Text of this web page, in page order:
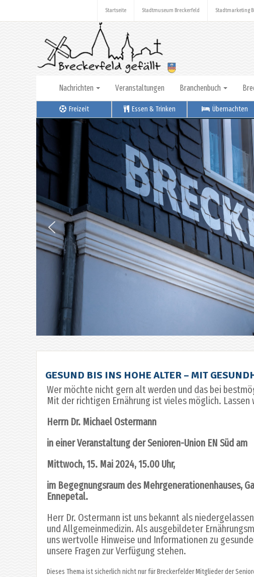
Startseite Stadtmuseum Breckerfeld Stadtmarketing
Nachrichten Veranstaltungen Branchenbuch
Freizeit Essen & Trinken Übernachten
GESUND BIS INS HOHE ALTER – MIT
Wer möchte nicht gern alt werden und das bei
Mit der richtigen Ernährung ist vieles möglich. Lassen
Herrn Dr. Michael Ostermann
in einer Veranstaltung der Senioren-Union EN Süd am
Mittwoch, 15. Mai 2024, 15.00 Uhr,
im Begegnungsraum des Mehrgenerationenhauses,
Ennepetal.
Herr Dr. Ostermann ist uns bekannt als
und Allgemeinmedizin. Als ausgebildeter
uns wertvolle Hinweise und Informationen zu
unsere Fragen zur Verfügung stehen.
Dieses Thema ist sicherlich nicht nur für Breckerfelder Mitglieder der